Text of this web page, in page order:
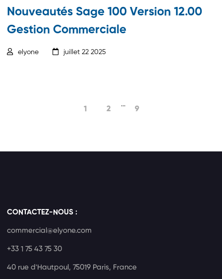
Nouveautés Sage 100 Version 12.00
Gestion Commerciale
elyone juillet 22 2025
1 2
...
9
CONTACTEZ-NOUS :
commercial@elyone.com
+33 1 75 43 75 30
40 rue d'Hautpoul, 75019 Paris, France